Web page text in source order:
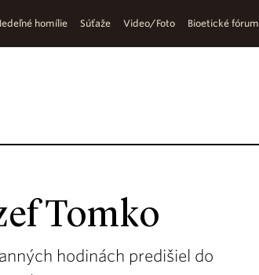
homílie Súťaže Video/Foto Bioetické fórum
Tomko
hodinách predišiel do